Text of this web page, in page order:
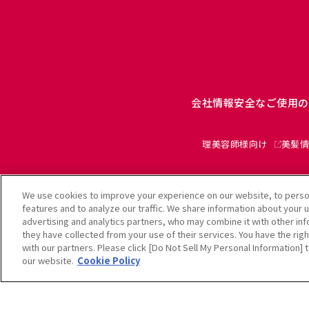
会社情報安全なご使用
理美容師様向け 美髪
利
We use cookies to improve your experience on our website, to
features and to analyze our traffic. We share information about your
advertising and analytics partners, who may combine it with other
they have collected from your use of their services. You have the
with our partners. Please click [Do Not Sell My Personal
our website. Cookie Policy